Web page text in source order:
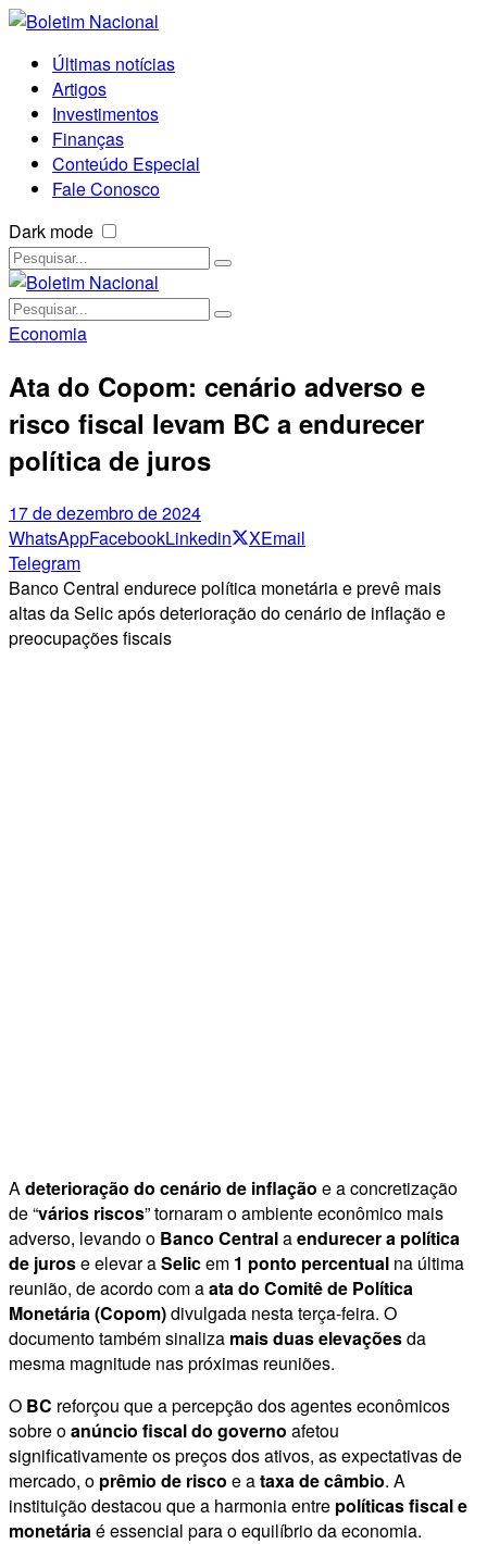
Últimas notícias
Artigos
Investimentos
Finanças
Conteúdo Especial
Fale Conosco
Dark mode
Economia
Ata do Copom: cenário adverso e
risco fiscal levam BC a endurecer
política de juros
17 de dezembro de 2024
WhatsAppFacebookLinkedin XEmail
Telegram
Banco Central endurece política monetária e prevê mais
altas da Selic após deterioração do cenário de inflação e
preocupações fiscais
Adeterioração do cenário de inflação e a concretização
de “vários riscos” tornaram o ambiente econômico mais
adverso, levando o Banco Centralaendurecer a política
de jurose elevar aSelicem 1 ponto percentual na última
reunião, de acordo com aata do Comitê de Política
Monetária (Copom)divulgada nesta terça-feira. O
documento também sinaliza mais duas elevaçõesda
mesma magnitude nas próximas reuniões.
O BC reforçou que a percepção dos agentes econômicos
sobre oanúncio fiscal do governo afetou
significativamente os preços dos ativos, as expectativas de
mercado, o prêmio de risco e ataxa de câmbio. A
instituição destacou que a harmonia entre políticas fiscal e
monetáriaé essencial para o equilíbrio da economia.